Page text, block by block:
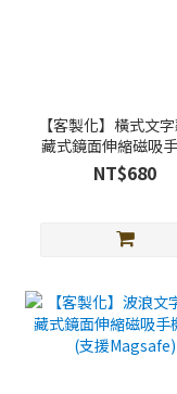
【客製化】橫式文
藏式鏡面伸縮磁吸
架 (支援Magsafe)
NT$680